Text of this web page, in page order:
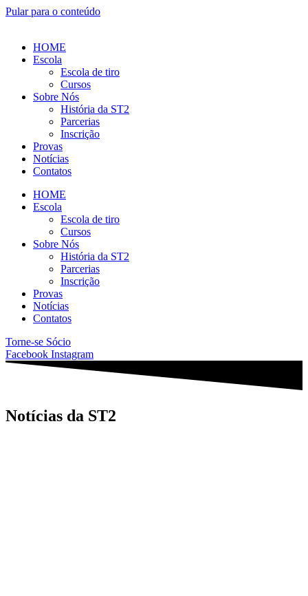
Pular para o conteúdo
HOME
Escola
Escola de tiro
Cursos
Sobre Nós
História da ST2
Parcerias
Inscrição
Provas
Notícias
Contatos
HOME
Escola
Escola de tiro
Cursos
Sobre Nós
História da ST2
Parcerias
Inscrição
Provas
Notícias
Contatos
Torne-se Sócio
Facebook Instagram
Notícias da ST2